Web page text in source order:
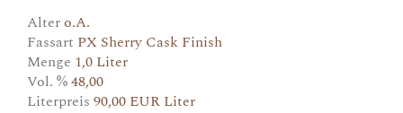
Altero.A.
Fassart PX Sherry Cask Finish
Menge 1,0 Liter
Vol. %48,00
Literpreis 90,00 EUR Liter